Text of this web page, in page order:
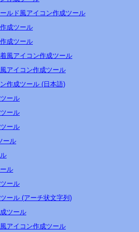
ルド風アイコン作成ツール
成ツール
成ツール
風アイコン作成ツール
アイコン作成ツール
作成ツール (日本語)
ール
ール
ール
ール
ル
ール
ール (アーチ状文字列)
ツール
アイコン作成ツール